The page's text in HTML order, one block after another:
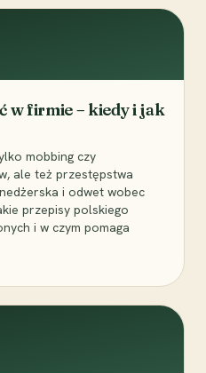
w firmie – kiedy i jak
mobbing czy
ale też przestępstwa
i odwet wobec
przepisy polskiego
i w czym pomaga